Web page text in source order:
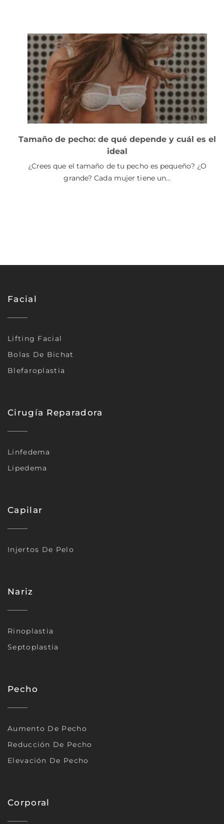
Tamaño de pecho: de qué depende y cuál es el
ideal
¿Crees que el tamaño de tu pecho es pequeño? ¿O
grande? Cada mujer tiene un…
Facial
Lifting Facial
Bolas De Bichat
Blefaroplastia
Cirugía Reparadora
Linfedema
Lipedema
Capilar
Injertos De Pelo
Nariz
Rinoplastia
Septoplastia
Pecho
Aumento De Pecho
Reducción De Pecho
Elevación De Pecho
Corporal